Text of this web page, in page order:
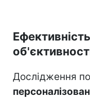
Дослідження